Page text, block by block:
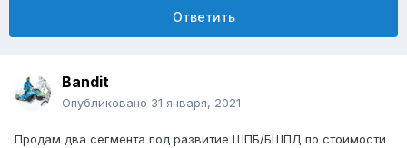
Ответить
Bandit
Опубликовано 31 января, 2021
Продам два сегмента под развитие ШПБ/БШПД по стоимости